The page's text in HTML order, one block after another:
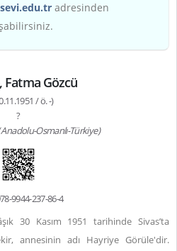
adresinden
Fatma Gözcü
/ ö. -)
?
Anadolu-Osmanlı-Türkiye)
9944-237-86-4
30 Kasım 1951 tarihinde Sivas’ta
annesinin adı Hayriye Görüle'dir.